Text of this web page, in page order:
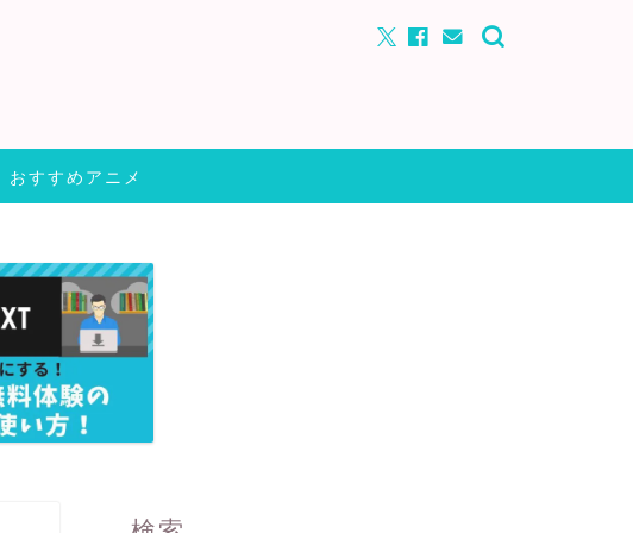
おすすめアニメ